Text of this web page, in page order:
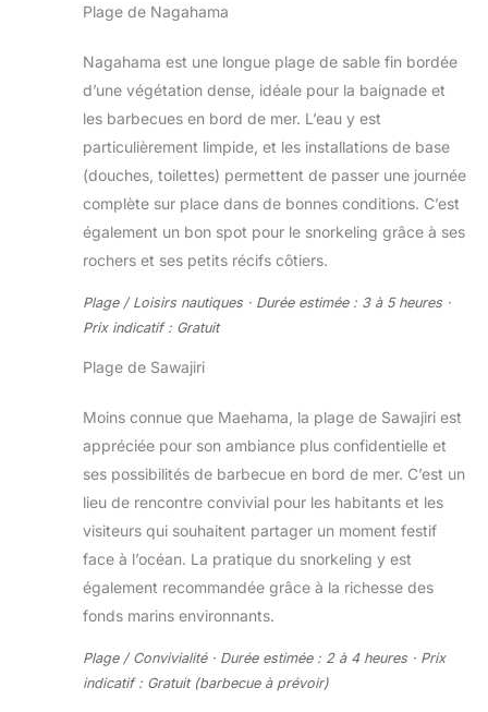
Plage de Nagahama
Nagahama est une longue plage de sable fin bordée
d’une végétation dense, idéale pour la baignade et
les barbecues en bord de mer. L’eau y est
particulièrement limpide, et les installations de base
(douches, toilettes) permettent de passer une journée
complète sur place dans de bonnes conditions. C’est
également un bon spot pour le snorkeling grâce à ses
rochers et ses petits récifs côtiers.
Plage / Loisirs nautiques · Durée estimée : 3 à 5 heures ·
Prix indicatif : Gratuit
Plage de Sawajiri
Moins connue que Maehama, la plage de Sawajiri est
appréciée pour son ambiance plus confidentielle et
ses possibilités de barbecue en bord de mer. C’est un
lieu de rencontre convivial pour les habitants et les
visiteurs qui souhaitent partager un moment festif
face à l’océan. La pratique du snorkeling y est
également recommandée grâce à la richesse des
fonds marins environnants.
Plage / Convivialité · Durée estimée : 2 à 4 heures · Prix
indicatif : Gratuit (barbecue à prévoir)